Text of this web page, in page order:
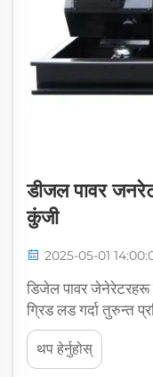
डीजल पावर
कुंजी
2025-05-01
डिजेल पावर जेनेरेटरहरू
ग्रिड लड गर्दा तुरुन्त
जेनेरेटरहरू स्वचालित
बाधित नगरी
थप हेर्नुहोस्